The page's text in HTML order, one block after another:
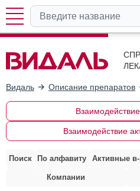
Видаль Описание препаратов
Взаимодействие
Поиск По алфавиту Активные
Компании